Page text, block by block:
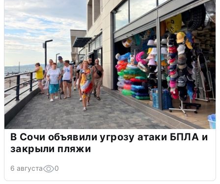
В Сочи объявили угрозу атаки БПЛА и
закрыли пляжи
6 августа 0